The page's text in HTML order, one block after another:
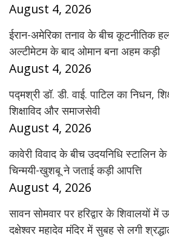
August 4, 2026
ईरान-अमेरिका तनाव के बीच कूटनीतिक
अल्टीमेटम के बाद ओमान बना अहम कड़ी
August 4, 2026
पद्मश्री डॉ. डी. वाई. पाटिल का निधन,
शिक्षाविद और समाजसेवी
August 4, 2026
कावेरी विवाद के बीच उदयनिधि स्टालिन
चिन्मयी-खुशबू ने जताई कड़ी आपत्ति
August 4, 2026
सावन सोमवार पर हरिद्वार के शिवालयों
दक्षेश्वर महादेव मंदिर में सुबह से लगी